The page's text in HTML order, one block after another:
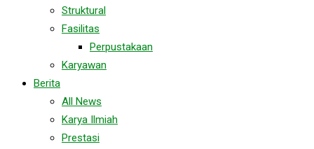
Struktural
Fasilitas
Perpustakaan
Karyawan
Berita
All News
Karya Ilmiah
Prestasi